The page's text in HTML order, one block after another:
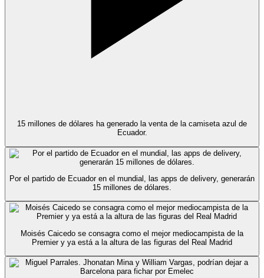
15 millones de dólares ha generado la venta de la camiseta azul de
Ecuador.
Por el partido de Ecuador en el mundial, las apps de delivery, generarán
15 millones de dólares.
Moisés Caicedo se consagra como el mejor mediocampista de la
Premier y ya está a la altura de las figuras del Real Madrid